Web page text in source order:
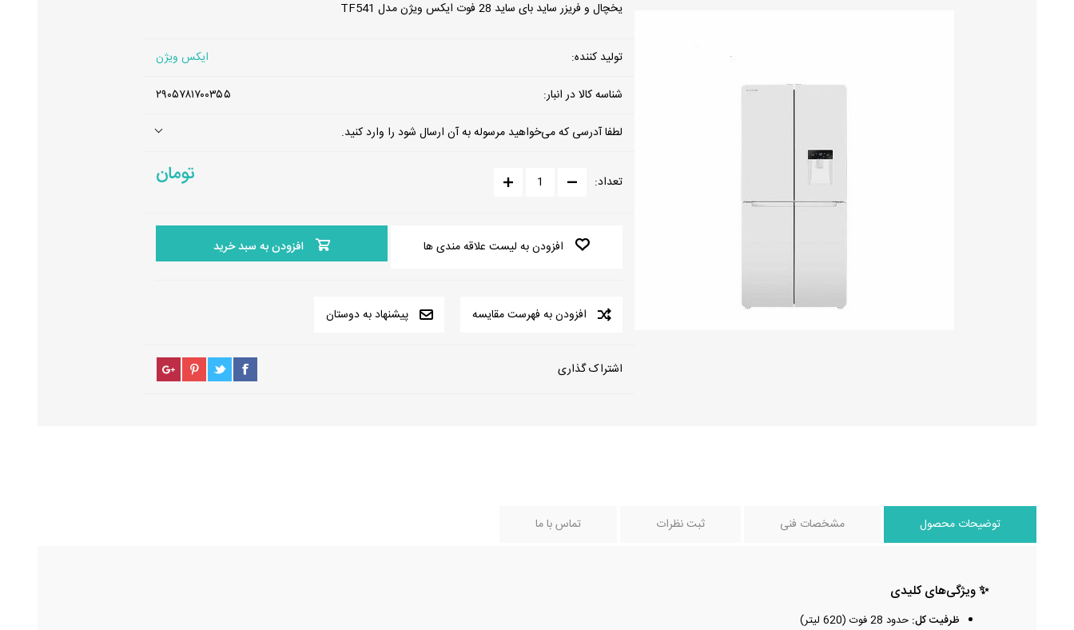
الکترو استیل
یخچال و فریزر ساید بای ساید 28 فوت ایکس ویژن مدل TF541
تولید کننده:
ایکس ویژن
شناسه کالا در انبار:
۲۹۰۵۷۸۱۷۰۰۳۵۵
لطفا آدرسی که می‌خواهید مرسوله به آن ارسال شود را وارد کنید.
تومان تعداد:
افزودن به لیست علاقه مندی ها افزودن به سبد خرید
افزودن به فهرست مقایسه پیشنهاد به دوستان
اشتراک گذاری
توضیحات محصول مشخصات فنی ثبت نظرات تماس با ما
✨ ویژگی‌های کلیدی
ظرفیت کل: حدود 28 فوت (620 لیتر)